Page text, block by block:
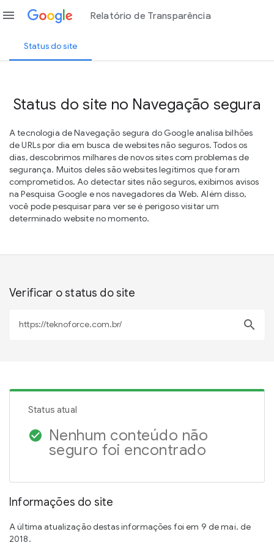
menu Relatório de Transparência
Status do site
Status do site no Navegação segura
A tecnologia de Navegação segura do Google analisa bilhões
de URLs por dia em busca de websites não seguros. Todos os
dias, descobrimos milhares de novos sites com problemas de
segurança. Muitos deles são websites legítimos que foram
comprometidos. Ao detectar sites não seguros, exibimos avisos
na Pesquisa Google e nos navegadores da Web. Além disso,
você pode pesquisar para ver se é perigoso visitar um
determinado website no momento.
Verificar o status do site
search
Status atual
check_circle Nenhum conteúdo não
seguro foi encontrado
Informações do site
A última atualização destas informações foi em 9 de mai. de
2018.